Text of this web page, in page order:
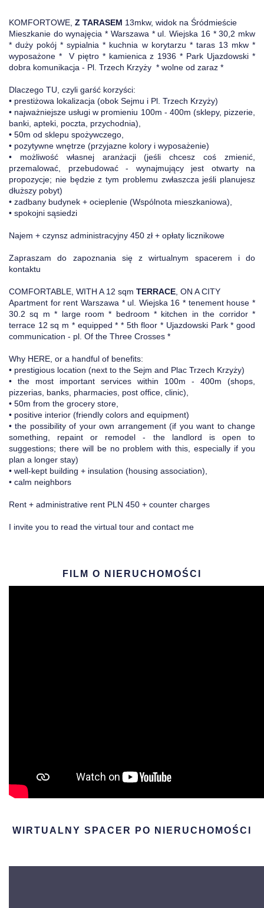
KOMFORTOWE, Z TARASEM 13mkw, widok na Śródmieście
Mieszkanie do wynajęcia * Warszawa * ul. Wiejska 16 * 30,2 mkw
* duży pokój * sypialnia * kuchnia w korytarzu * taras 13 mkw *
wyposażone * V piętro * kamienica z 1936 * Park Ujazdowski *
dobra komunikacja - Pl. Trzech Krzyży * wolne od zaraz *
Dlaczego TU, czyli garść korzyści:
• prestiżowa lokalizacja (obok Sejmu i Pl. Trzech Krzyży)
• najważniejsze usługi w promieniu 100m - 400m (sklepy, pizzerie,
banki, apteki, poczta, przychodnia),
• 50m od sklepu spożywczego,
• pozytywne wnętrze (przyjazne kolory i wyposażenie)
• możliwość własnej aranżacji (jeśli chcesz coś zmienić,
przemalować, przebudować - wynajmujący jest otwarty na
propozycje; nie będzie z tym problemu zwłaszcza jeśli planujesz
dłuższy pobyt)
• zadbany budynek + ocieplenie (Wspólnota mieszkaniowa),
• spokojni sąsiedzi
Najem + czynsz administracyjny 450 zł + opłaty licznikowe
Zapraszam do zapoznania się z wirtualnym spacerem i do
kontaktu
COMFORTABLE, WITH A 12 sqm TERRACE , ON A CITY
Apartment for rent Warszawa * ul. Wiejska 16 * tenement house *
30.2 sq m * large room * bedroom * kitchen in the corridor *
terrace 12 sq m * equipped * * 5th floor * Ujazdowski Park * good
communication - pl. Of the Three Crosses *
Why HERE, or a handful of benefits:
• prestigious location (next to the Sejm and Plac Trzech Krzyży)
• the most important services within 100m - 400m (shops,
pizzerias, banks, pharmacies, post office, clinic),
• 50m from the grocery store,
• positive interior (friendly colors and equipment)
• the possibility of your own arrangement (if you want to change
something, repaint or remodel - the landlord is open to
suggestions; there will be no problem with this, especially if you
plan a longer stay)
• well-kept building + insulation (housing association),
• calm neighbors
Rent + administrative rent PLN 450 + counter charges
I invite you to read the virtual tour and contact me
FILM O NIERUCHOMOŚCI
WIRTUALNY SPACER PO NIERUCHOMOŚCI